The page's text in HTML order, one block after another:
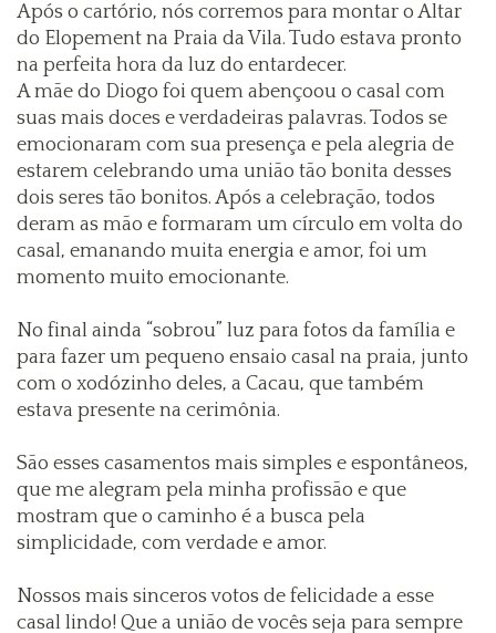
Após o cartório, nós corremos para montar o Altar
do Elopement na Praia da Vila. Tudo estava pronto
na perfeita hora da luz do entardecer.
A mãe do Diogo foi quem abençoou o casal com
suas mais doces e verdadeiras palavras. Todos se
emocionaram com sua presença e pela alegria de
estarem celebrando uma união tão bonita desses
dois seres tão bonitos. Após a celebração, todos
deram as mão e formaram um círculo em volta do
casal, emanando muita energia e amor, foi um
momento muito emocionante.
No final ainda “sobrou” luz para fotos da família e
para fazer um pequeno ensaio casal na praia, junto
com o xodózinho deles, a Cacau, que também
estava presente na cerimônia.
São esses casamentos mais simples e espontâneos,
que me alegram pela minha profissão e que
mostram que o caminho é a busca pela
simplicidade, com verdade e amor.
Nossos mais sinceros votos de felicidade a esse
casal lindo! Que a união de vocês seja para sempre